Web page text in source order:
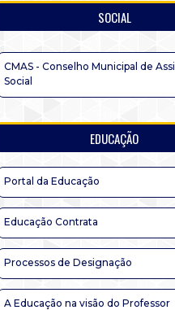
SOCIAL
CMAS - Conselho Municipal de
Social
EDUCAÇÃO
Portal da Educação
Educação Contrata
Processos de Designação
A Educação na visão do Professor